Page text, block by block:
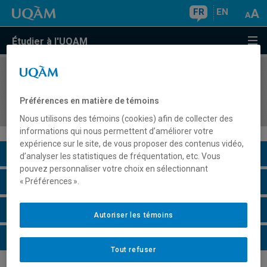
FR EN
Étudier à l'UQAM
COURS//
espaces, environnement, territoires
Description du cours
Horaire - Été 2026
Horaire - Automne 2026
Horaire - Hiver 2027
Préférences en matière de témoins
Nous utilisons des témoins (cookies) afin de collecter des
informations qui nous permettent d’améliorer votre
expérience sur le site, de vous proposer des contenus vidéo,
d’analyser les statistiques de fréquentation, etc. Vous
pouvez personnaliser votre choix en sélectionnant
« Préférences ».
Tout refuser
Autoriser les témoins